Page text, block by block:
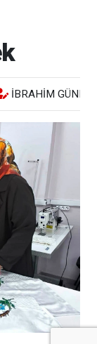
İBRAHIM GÜNEŞ